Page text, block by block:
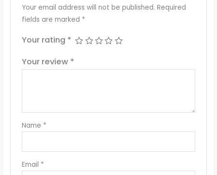
Your email address will not be published. Required
fields are marked *
Your rating *
Your review *
Name *
Email *